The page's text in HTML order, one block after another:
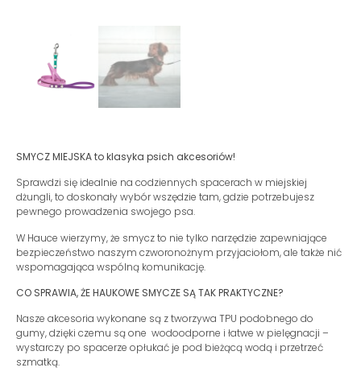
SMYCZ MIEJSKA to klasyka psich akcesoriów!
Sprawdzi się idealnie na codziennych spacerach w miejskiej
dżungli, to doskonały wybór wszędzie tam, gdzie potrzebujesz
pewnego prowadzenia swojego psa.
W Hauce wierzymy, że smycz to nie tylko narzędzie zapewniające
bezpieczeństwo naszym czworonożnym przyjaciołom, ale także nić
wspomagająca wspólną komunikację.
CO SPRAWIA, ŻE HAUKOWE SMYCZE SĄ TAK PRAKTYCZNE?
Nasze akcesoria wykonane są z tworzywa TPU podobnego do
gumy, dzięki czemu są one wodoodporne i łatwe w pielęgnacji –
wystarczy po spacerze opłukać je pod bieżącą wodą i przetrzeć
szmatką.